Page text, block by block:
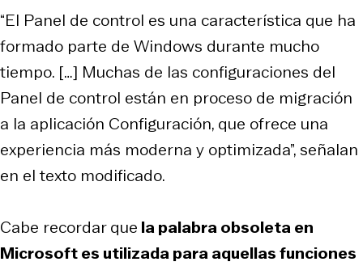
“El Panel de control es una característica que ha
formado parte de Windows durante mucho
tiempo. […] Muchas de las configuraciones del
Panel de control están en proceso de migración
a la aplicación Configuración, que ofrece una
experiencia más moderna y optimizada”, señalan
en el texto modificado.
Cabe recordar que la palabra obsoleta en
Microsoft es utilizada para aquellas funciones